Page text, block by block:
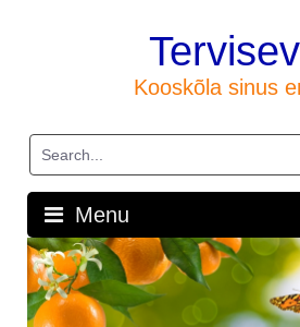
Kooskõla sinus
Menu